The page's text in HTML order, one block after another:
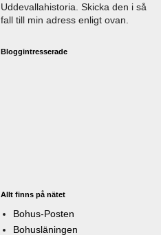
Uddevallahistoria. Skicka den i så
fall till min adress enligt ovan.
Bloggintresserade
Allt finns på nätet
Bohus-Posten
Bohusläningen